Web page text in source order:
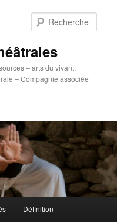
– arts du vivant,
– Compagnie associée
Définition